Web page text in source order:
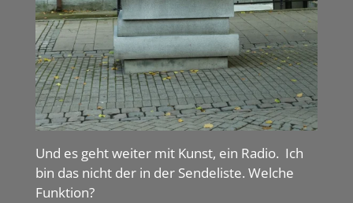
Und es geht weiter mit Kunst, ein Radio. Ich
bin das nicht der in der Sendeliste. Welche
Funktion?